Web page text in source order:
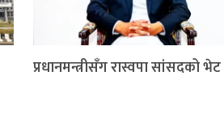
प्रधानमन्त्रीसँग रास्वपा सांसदको भेट